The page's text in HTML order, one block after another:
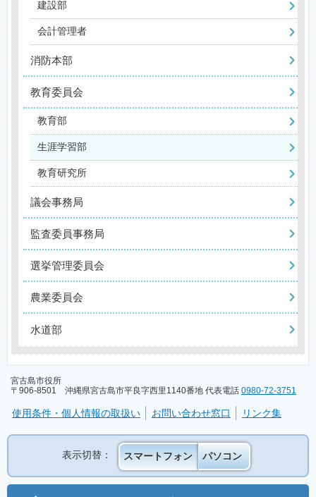
建設部
会計管理者
消防本部
教育委員会
教育部
生涯学習部
教育研究所
議会事務局
監査委員事務局
選挙管理委員会
農業委員会
水道部
宮古島市役所
〒906-8501 沖縄県宮古島市平良字西里1140番地 代表電話 0980-72-3751
使用条件・個人情報の取扱い お問い合わせ窓口 リンク集
表示切替： スマートフォン パソコン